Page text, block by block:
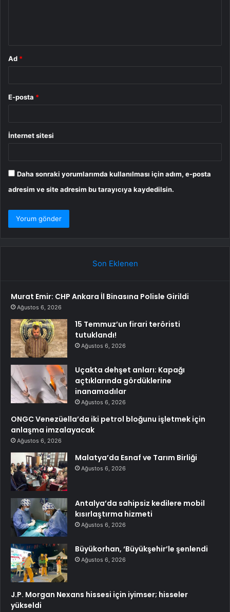
Ad *
E-posta *
İnternet sitesi
Daha sonraki yorumlarımda kullanılması için adım, e-posta
adresim ve site adresim bu tarayıcıya kaydedilsin.
Son Eklenen
Murat Emir: CHP Ankara İl Binasına Polisle Girildi
Ağustos 6, 2026
15 Temmuz’un firari teröristi
tutuklandı!
Ağustos 6, 2026
Uçakta dehşet anları: Kapağı
açtıklarında gördüklerine
inanamadılar
Ağustos 6, 2026
ONGC Venezüella’da iki petrol bloğunu işletmek için
anlaşma imzalayacak
Ağustos 6, 2026
Malatya’da Esnaf ve Tarım Birliği
Ağustos 6, 2026
Antalya’da sahipsiz kedilere mobil
kısırlaştırma hizmeti
Ağustos 6, 2026
Büyükorhan, ‘Büyükşehir’le şenlendi
Ağustos 6, 2026
J.P. Morgan Nexans hissesi için iyimser; hisseler
yükseldi